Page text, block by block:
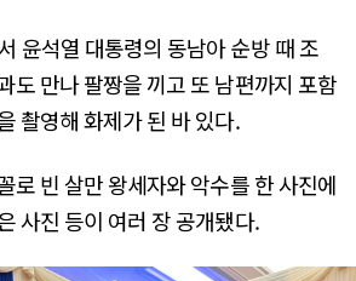
윤석열 대통령의 동남아 순방 때 조
도 만나 팔짱을 끼고 또 남편까지 포함
촬영해 화제가 된 바 있다.
로 빈 살만 왕세자와 악수를 한 사진에
사진 등이 여러 장 공개됐다.